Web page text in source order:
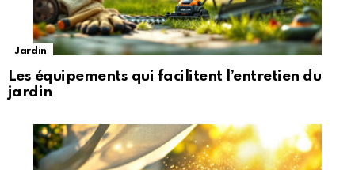
Jardin
Les équipements qui facilitent l’entretien du
jardin